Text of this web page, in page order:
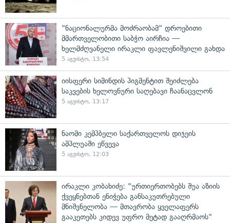
"ნაციონალურმა მოძრაობამ" დროებითი
მმართველობითი საბჭო აირჩია —
ხელმძღვანელი ირაკლი ფავლენიშვილი გახდა
5 აგვისტო, 13:54
იისფერი სიმინდის პიგმენტით შეიძლება
საკვების ხელოვნური საღებავი ჩაანაცვლონ
5 აგვისტო, 13:17
ნაომი კემპბელი საქართველოს დიჯეის
ამპლუაში ეწვევა
5 აგვისტო, 12:03
ირაკლი კობახიძე: "ურთიერთობებს შუა აზიის
ქვეყნებთან ენიჭება განსაკუთრებული
მნიშვნელობა — მთავრობა ყველაფერს
გააკეთებს კიდევ უფრო მეტად გააღრმაოს"